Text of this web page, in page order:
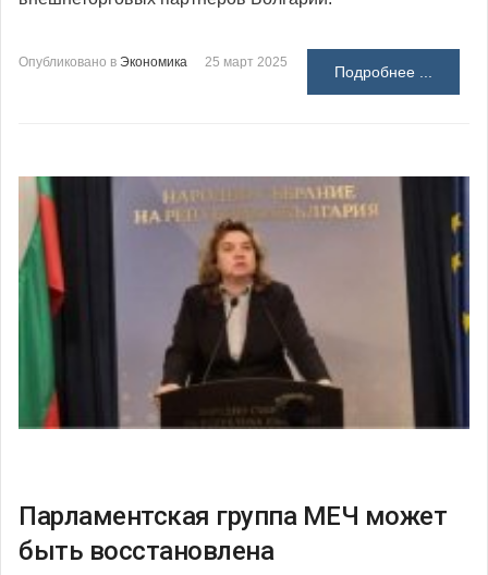
Опубликовано в Экономика 25 март 2025
Подробнее ...
Парламентская группа МЕЧ может
быть восстановлена